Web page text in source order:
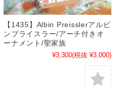
【1435】Albin Preisslerアルビ
ンプライスラー/アーチ付きオ
ーナメント/聖家族
¥3,300(税抜 ¥3,000)